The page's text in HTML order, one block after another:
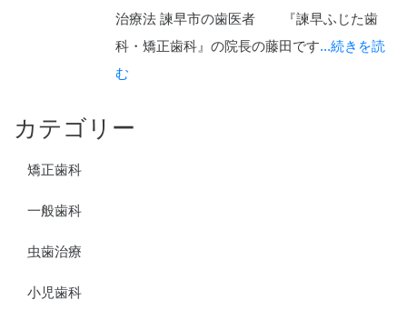
治療法 諫早市の歯医者 『諫早ふじた歯
科・矯正歯科』の院長の藤田です...続きを読
む
カテゴリー
矯正歯科
一般歯科
虫歯治療
小児歯科